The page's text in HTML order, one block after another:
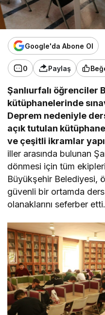
Google'da Abone Ol
0 Paylaş
Şanlıurfalı öğrenciler
kütüphanelerinde
Deprem nedeniyle
açık tutulan
ve çeşitli ikramlar
iller arasında bulunan
dönmesi için tüm
Büyükşehir Belediyesi,
güvenli bir ortamda
olanaklarını seferber etti.